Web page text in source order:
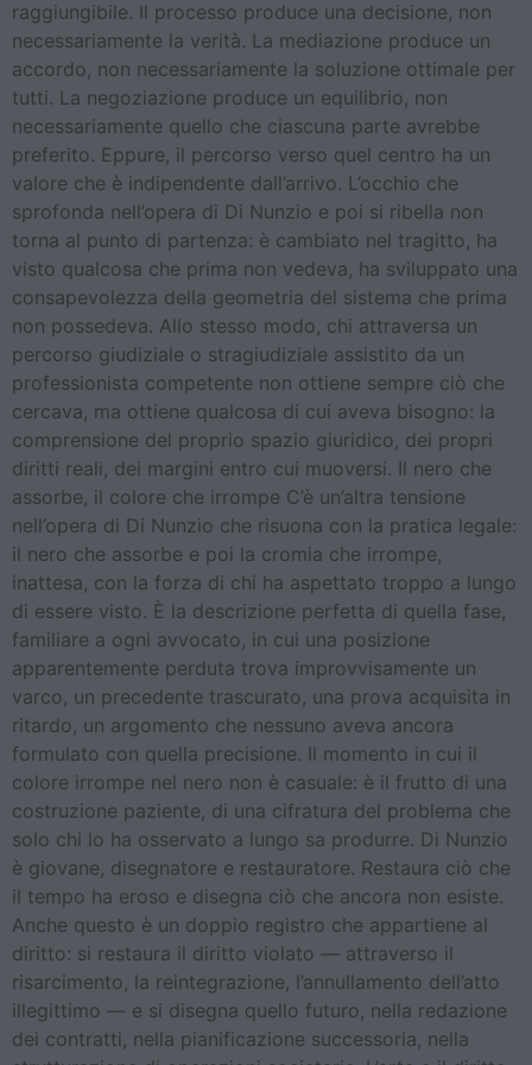
raggiungibile. Il processo produce una decisione, non
necessariamente la verità. La mediazione produce un
accordo, non necessariamente la soluzione ottimale per
tutti. La negoziazione produce un equilibrio, non
necessariamente quello che ciascuna parte avrebbe
preferito. Eppure, il percorso verso quel centro ha un
valore che è indipendente dall’arrivo. L’occhio che
sprofonda nell’opera di Di Nunzio e poi si ribella non
torna al punto di partenza: è cambiato nel tragitto, ha
visto qualcosa che prima non vedeva, ha sviluppato una
consapevolezza della geometria del sistema che prima
non possedeva. Allo stesso modo, chi attraversa un
percorso giudiziale o stragiudiziale assistito da un
professionista competente non ottiene sempre ciò che
cercava, ma ottiene qualcosa di cui aveva bisogno: la
comprensione del proprio spazio giuridico, dei propri
diritti reali, dei margini entro cui muoversi. Il nero che
assorbe, il colore che irrompe C’è un’altra tensione
nell’opera di Di Nunzio che risuona con la pratica legale:
il nero che assorbe e poi la cromia che irrompe,
inattesa, con la forza di chi ha aspettato troppo a lungo
di essere visto. È la descrizione perfetta di quella fase,
familiare a ogni avvocato, in cui una posizione
apparentemente perduta trova improvvisamente un
varco, un precedente trascurato, una prova acquisita in
ritardo, un argomento che nessuno aveva ancora
formulato con quella precisione. Il momento in cui il
colore irrompe nel nero non è casuale: è il frutto di una
costruzione paziente, di una cifratura del problema che
solo chi lo ha osservato a lungo sa produrre. Di Nunzio
è giovane, disegnatore e restauratore. Restaura ciò che
il tempo ha eroso e disegna ciò che ancora non esiste.
Anche questo è un doppio registro che appartiene al
diritto: si restaura il diritto violato — attraverso il
risarcimento, la reintegrazione, l’annullamento dell’atto
illegittimo — e si disegna quello futuro, nella redazione
dei contratti, nella pianificazione successoria, nella